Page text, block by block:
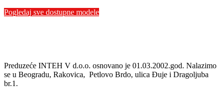
Pogledaj sve dostupne modele
Preduzeće INTEH V d.o.o. osnovano je 01.03.2002.god. Nalazimo
se u Beogradu, Rakovica, Petlovo Brdo, ulica Đuje i Dragoljuba
br.1.